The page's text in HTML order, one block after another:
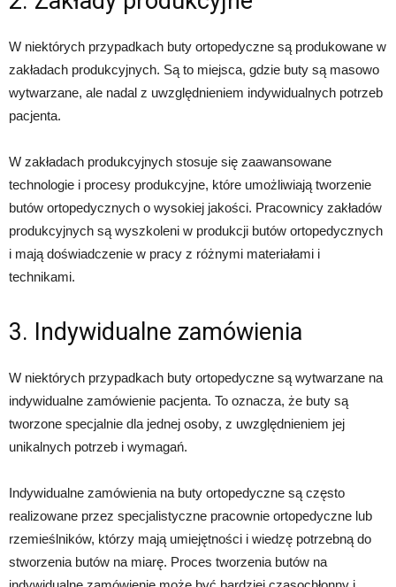
W niektórych przypadkach buty ortopedyczne są produkowane w
zakładach produkcyjnych. Są to miejsca, gdzie buty są masowo
wytwarzane, ale nadal z uwzględnieniem indywidualnych potrzeb
pacjenta.
W zakładach produkcyjnych stosuje się zaawansowane
technologie i procesy produkcyjne, które umożliwiają tworzenie
butów ortopedycznych o wysokiej jakości. Pracownicy zakładów
produkcyjnych są wyszkoleni w produkcji butów ortopedycznych
i mają doświadczenie w pracy z różnymi materiałami i
technikami.
3. Indywidualne zamówienia
W niektórych przypadkach buty ortopedyczne są wytwarzane na
indywidualne zamówienie pacjenta. To oznacza, że buty są
tworzone specjalnie dla jednej osoby, z uwzględnieniem jej
unikalnych potrzeb i wymagań.
Indywidualne zamówienia na buty ortopedyczne są często
realizowane przez specjalistyczne pracownie ortopedyczne lub
rzemieślników, którzy mają umiejętności i wiedzę potrzebną do
stworzenia butów na miarę. Proces tworzenia butów na